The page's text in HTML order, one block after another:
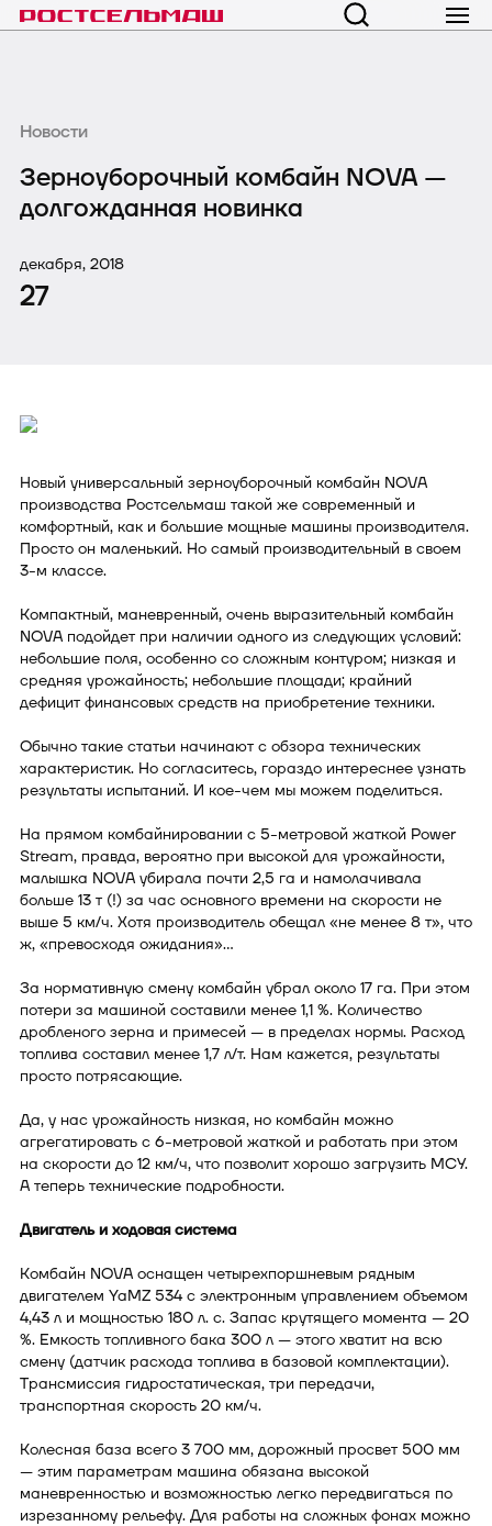
Новости
Зерноуборочный комбайн NOVA —
долгожданная новинка
декабря, 2018
27
Новый универсальный зерноуборочный комбайн NOVA
производства Ростсельмаш такой же современный и
комфортный, как и большие мощные машины производителя.
Просто он маленький. Но самый производительный в своем
3-м классе.
Компактный, маневренный, очень выразительный комбайн
NOVA подойдет при наличии одного из следующих условий:
небольшие поля, особенно со сложным контуром; низкая и
средняя урожайность; небольшие площади; крайний
дефицит финансовых средств на приобретение техники.
Обычно такие статьи начинают с обзора технических
характеристик. Но согласитесь, гораздо интереснее узнать
результаты испытаний. И кое-чем мы можем поделиться.
На прямом комбайнировании с 5-метровой жаткой Power
Stream, правда, вероятно при высокой для урожайности,
малышка NOVA убирала почти 2,5 га и намолачивала
больше 13 т (!) за час основного времени на скорости не
выше 5 км/ч. Хотя производитель обещал «не менее 8 т», что
ж, «превосходя ожидания»…
За нормативную смену комбайн убрал около 17 га. При этом
потери за машиной составили менее 1,1 %. Количество
дробленого зерна и примесей — в пределах нормы. Расход
топлива составил менее 1,7 л/т. Нам кажется, результаты
просто потрясающие.
Да, у нас урожайность низкая, но комбайн можно
агрегатировать с 6-метровой жаткой и работать при этом
на скорости до 12 км/ч, что позволит хорошо загрузить МСУ.
А теперь технические подробности.
Двигатель и ходовая система
Комбайн NOVA оснащен четырехпоршневым рядным
двигателем YaMZ 534 с электронным управлением объемом
4,43 л и мощностью 180 л. с. Запас крутящего момента — 20
%. Емкость топливного бака 300 л — этого хватит на всю
смену (датчик расхода топлива в базовой комплектации).
Трансмиссия гидростатическая, три передачи,
транспортная скорость 20 км/ч.
Колесная база всего 3 700 мм, дорожный просвет 500 мм
— этим параметрам машина обязана высокой
маневренностью и возможностью легко передвигаться по
изрезанному рельефу. Для работы на сложных фонах можно